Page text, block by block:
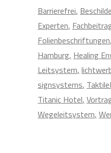
Barrierefrei
Experten
Folienbeschriftungen
Hamburg Healing
Leitsystem
signsystems
Titanic Hotel
Wegeleitsystem